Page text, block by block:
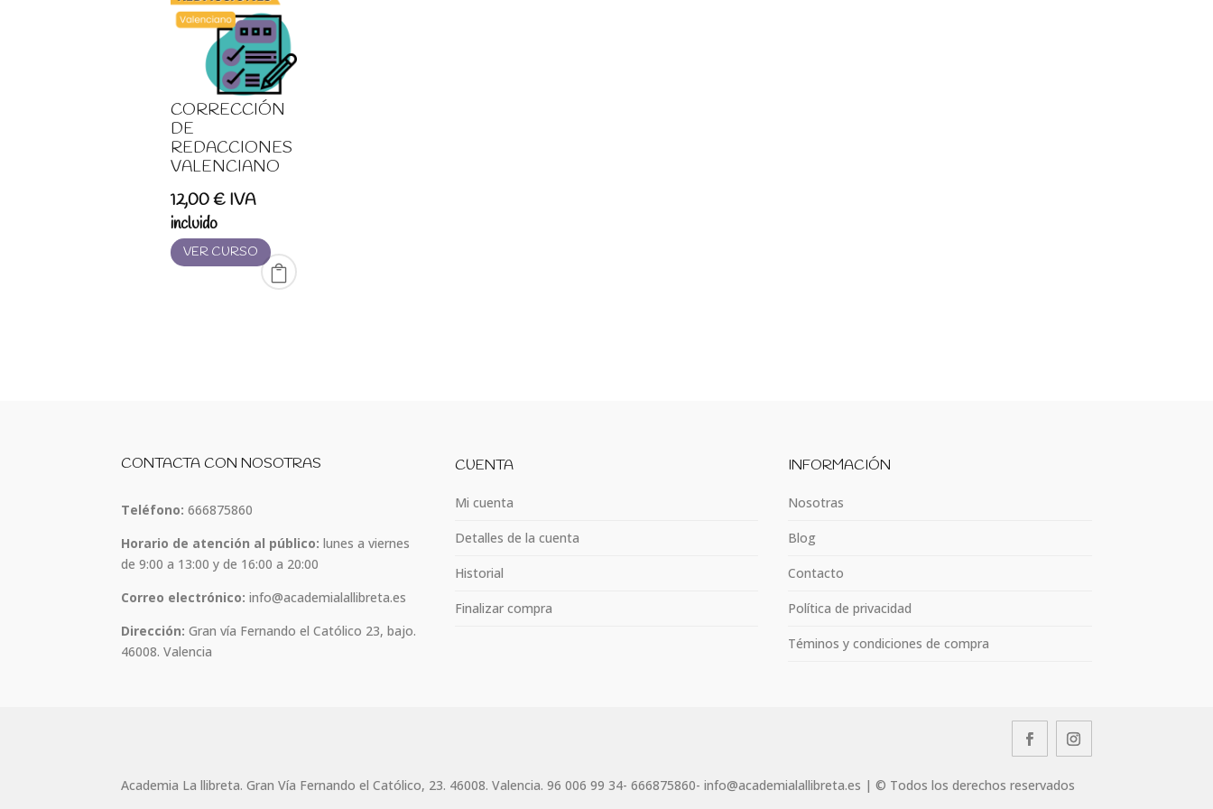
CORRECCIÓN
DE
REDACCIONES
VALENCIANO
12,00€ IVA
incluido
VER CURSO
CONTACTA CON NOSOTRAS
Teléfono: 666875860
Horario de atención al público: lunes a viernes
de 9:00 a 13:00 y de 16:00 a 20:00
Correo electrónico: info@academialallibreta.es
Dirección: Gran vía Fernando el Católico 23, bajo.
46008. Valencia
CUENTA
Mi cuenta
Detalles de la cuenta
Historial
Finalizar compra
INFORMACIÓN
Nosotras
Blog
Contacto
Política de privacidad
Téminos y condiciones de compra
Academia La llibreta. Gran Vía Fernando el Católico, 23. 46008. Valencia. 96 006 99 34- 666875860- info@academialallibreta.es | © Todos los derechos reservados